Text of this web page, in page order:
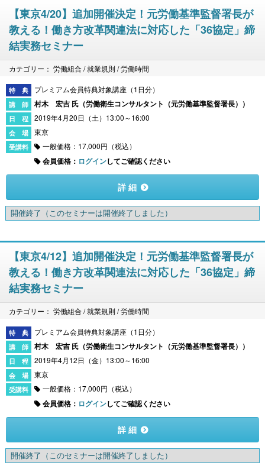
【東京4/20】追加開催決定！元労働基準監督署長が
教える！働き方改革関連法に対応した「36協定」締
結実務セミナー
カテゴリー： 労働組合 / 就業規則 / 労働時間
プレミアム会員特典対象講座（1日分）
村木 宏吉 氏（労働衛生コンサルタント（元労働基準監督署長） ）
2019年4月20日（土）13:00～16:00
東京
一般価格：17,000円（税込）
会員価格： ログインしてご確認ください
詳 細
開催終了 （このセミナーは開催終了しました）
【東京4/12】追加開催決定！元労働基準監督署長が
教える！働き方改革関連法に対応した「36協定」締
結実務セミナー
カテゴリー： 労働組合 / 就業規則 / 労働時間
プレミアム会員特典対象講座（1日分）
村木 宏吉 氏（労働衛生コンサルタント（元労働基準監督署長） ）
2019年4月12日（金）13:00～16:00
東京
一般価格：17,000円（税込）
会員価格： ログインしてご確認ください
詳 細
開催終了 （このセミナーは開催終了しました）